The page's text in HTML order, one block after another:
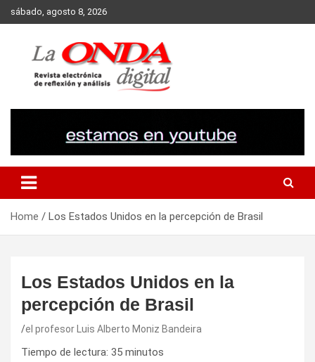
Skip
to
sábado, agosto 8, 2026
Home Los Estados Unidos en la percepción de Brasil
Los Estados Unidos en la
percepción de Brasil
el profesor Luis Alberto Moniz Bandeira
Tiempo de lectura: 35 minutos